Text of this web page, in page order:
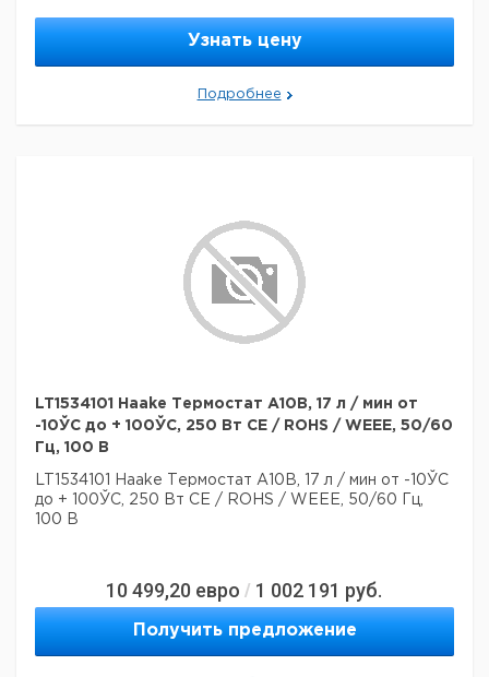
Узнать цену
Подробнее
LT1534101 Haake Термостат A10B, 17 л / мин от
-10ЎC до + 100ЎC, 250 Вт CE / ROHS / WEEE, 50/60
Гц, 100 В
LT1534101 Haake Термостат A10B, 17 л / мин от -10ЎC
до + 100ЎC, 250 Вт CE / ROHS / WEEE, 50/60 Гц,
100 В
10 499,20 евро / 1 002 191 руб.
Получить предложение